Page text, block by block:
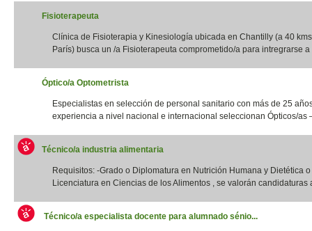
Fisioterapeuta
Clínica de Fisioterapia y Kinesiología ubicada en Chantilly (a 40
París) busca un /a Fisioterapeuta comprometido/a para intregrarse a
Óptico/a Optometrista
Especialistas en selección de personal sanitario con más de 25
experiencia a nivel nacional e internacional seleccionan Ópticos/as
Técnico/a industria alimentaria
Requisitos: -Grado o Diplomatura en Nutrición Humana y Dietética
Licenciatura en Ciencias de los Alimentos , se valorán candidaturas
Técnico/a especialista docente para alumnado sénio...